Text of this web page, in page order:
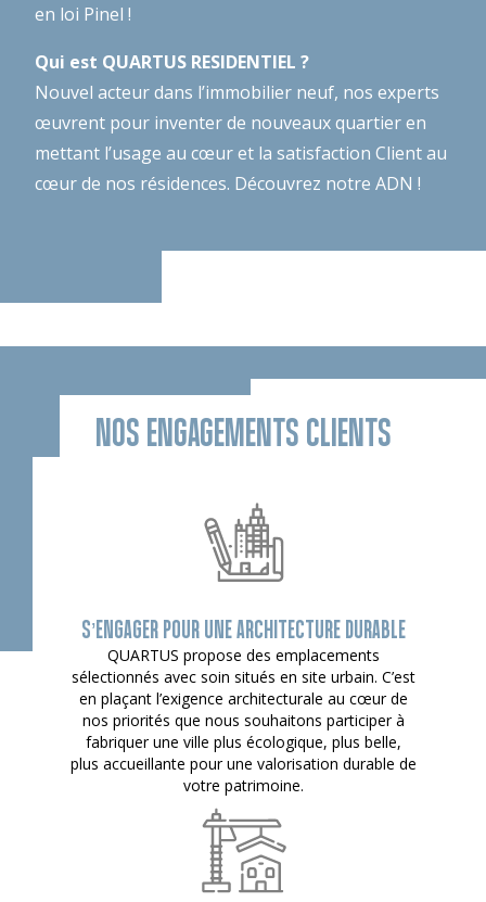
en loi Pinel !
Qui est QUARTUS RESIDENTIEL ?
Nouvel acteur dans l’immobilier neuf, nos experts
œuvrent pour inventer de nouveaux quartier en
mettant l’usage au cœur et la satisfaction Client au
cœur de nos résidences. Découvrez notre ADN !
NOS ENGAGEMENTS CLIENTS
S’ENGAGER POUR UNE ARCHITECTURE DURABLE
QUARTUS propose des emplacements
sélectionnés avec soin situés en site urbain. C’est
en plaçant l’exigence architecturale au cœur de
nos priorités que nous souhaitons participer à
fabriquer une ville plus écologique, plus belle,
plus accueillante pour une valorisation durable de
votre patrimoine.